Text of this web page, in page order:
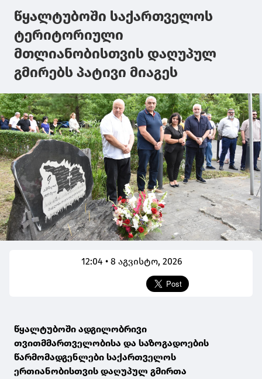
წყალტუბოში საქართველოს
ტერიტორიული
მთლიანობისთვის დაღუპულ
გმირებს პატივი მიაგეს
12:04 • 8 აგვისტო, 2026
წყალტუბოში ადგილობრივი
თვითმმართველობისა და საზოგადოების
წარმომადგენლები საქართველოს
ერთიანობისთვის დაღუპულ გმირთა